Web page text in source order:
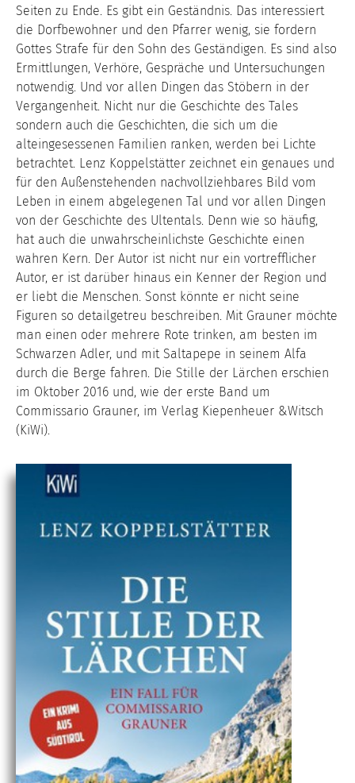
Seiten zu Ende. Es gibt ein Geständnis. Das interessiert
die Dorfbewohner und den Pfarrer wenig, sie fordern
Gottes Strafe für den Sohn des Geständigen. Es sind also
Ermittlungen, Verhöre, Gespräche und Untersuchungen
notwendig. Und vor allen Dingen das Stöbern in der
Vergangenheit. Nicht nur die Geschichte des Tales
sondern auch die Geschichten, die sich um die
alteingesessenen Familien ranken, werden bei Lichte
betrachtet. Lenz Koppelstätter zeichnet ein genaues und
für den Außenstehenden nachvollziehbares Bild vom
Leben in einem abgelegenen Tal und vor allen Dingen
von der Geschichte des Ultentals. Denn wie so häufig,
hat auch die unwahrscheinlichste Geschichte einen
wahren Kern. Der Autor ist nicht nur ein vortrefflicher
Autor, er ist darüber hinaus ein Kenner der Region und
er liebt die Menschen. Sonst könnte er nicht seine
Figuren so detailgetreu beschreiben. Mit Grauner möchte
man einen oder mehrere Rote trinken, am besten im
Schwarzen Adler, und mit Saltapepe in seinem Alfa
durch die Berge fahren. Die Stille der Lärchen erschien
im Oktober 2016 und, wie der erste Band um
Commissario Grauner, im Verlag Kiepenheuer &Witsch
(KiWi).